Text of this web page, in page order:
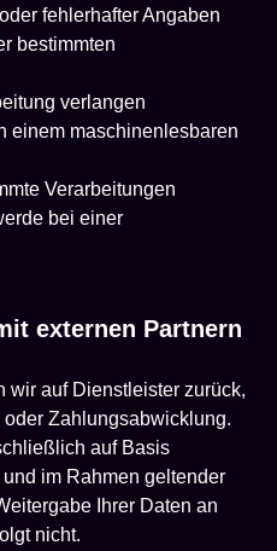
fehlerhafter Angaben
bestimmten
verlangen
einem maschinenlesbaren
Verarbeitungen
bei einer
externen Partnern
wir auf Dienstleister zurück,
oder Zahlungsabwicklung.
auf Basis
im Rahmen geltender
Ihrer Daten an
nicht.